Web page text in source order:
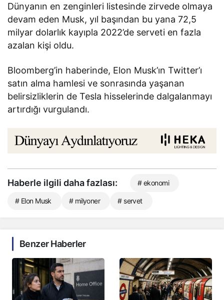
Dünyanın en zenginleri listesinde zirvede olmaya
devam eden Musk, yıl başından bu yana 72,5
milyar dolarlık kayıpla 2022’de serveti en fazla
azalan kişi oldu.
Bloomberg’in haberinde, Elon Musk’ın Twitter’ı
satın alma hamlesi ve sonrasında yaşanan
belirsizliklerin de Tesla hisselerinde dalgalanmayı
artırdığı vurgulandı.
Haberle ilgili daha fazlası: # ekonomi
# Elon Musk # milyoner # servet
Benzer Haberler